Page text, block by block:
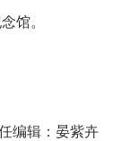
馆。
编辑： 晏紫卉